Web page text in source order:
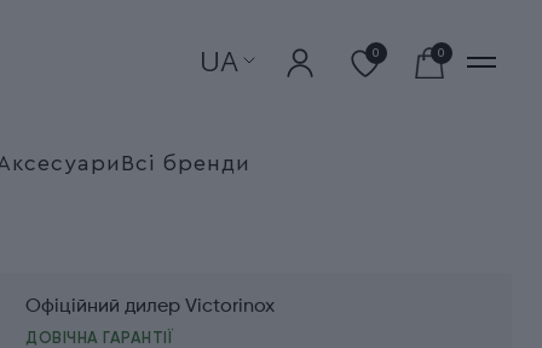
UA 0 0
Всі бренди
Офіційний дилер Victorinox
ДОВІЧНА ГАРАНТІЇ